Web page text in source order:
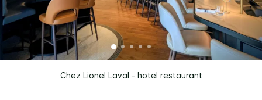
Chez Lionel Laval - hotel restaurant